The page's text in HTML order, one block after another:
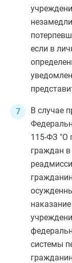
если в
В случае
115-ФЗ "О
граждан
системы